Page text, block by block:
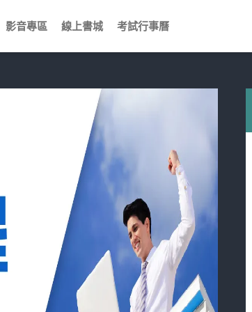
影音專區 線上書城 考試行事曆